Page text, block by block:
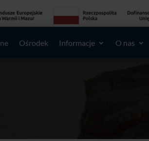
Ośrodek Informacje O nas